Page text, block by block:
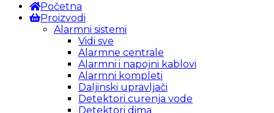
Početna
Proizvodi
Alarmni sistemi
Vidi sve
Alarmne centrale
Alarmni i napojni kablovi
Alarmni kompleti
Daljinski upravljači
Detektori curenja vode
Detektori dima